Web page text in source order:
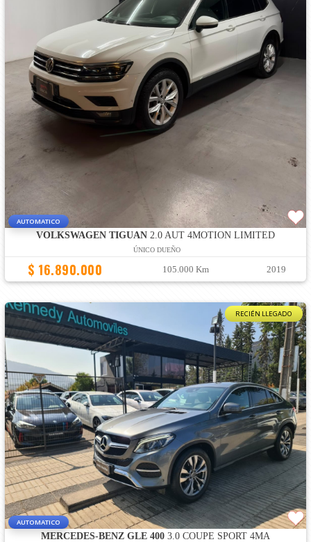
AUTOMATICO
VOLKSWAGEN TIGUAN2.0 AUT 4MOTION LIMITED
ÚNICO DUEÑO
$ 16.890.000 105.000 Km 2019
RECIÉN LLEGADO
AUTOMATICO
MERCEDES-BENZ GLE 4003.0 COUPE SPORT 4MA